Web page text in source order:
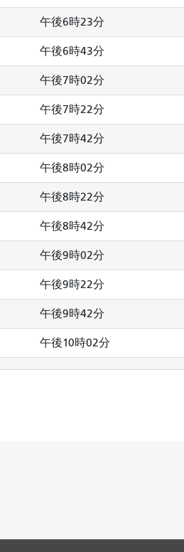
午後6時23分
午後6時43分
午後7時02分
午後7時22分
午後7時42分
午後8時02分
午後8時22分
午後8時42分
午後9時02分
午後9時22分
午後9時42分
午後10時02分